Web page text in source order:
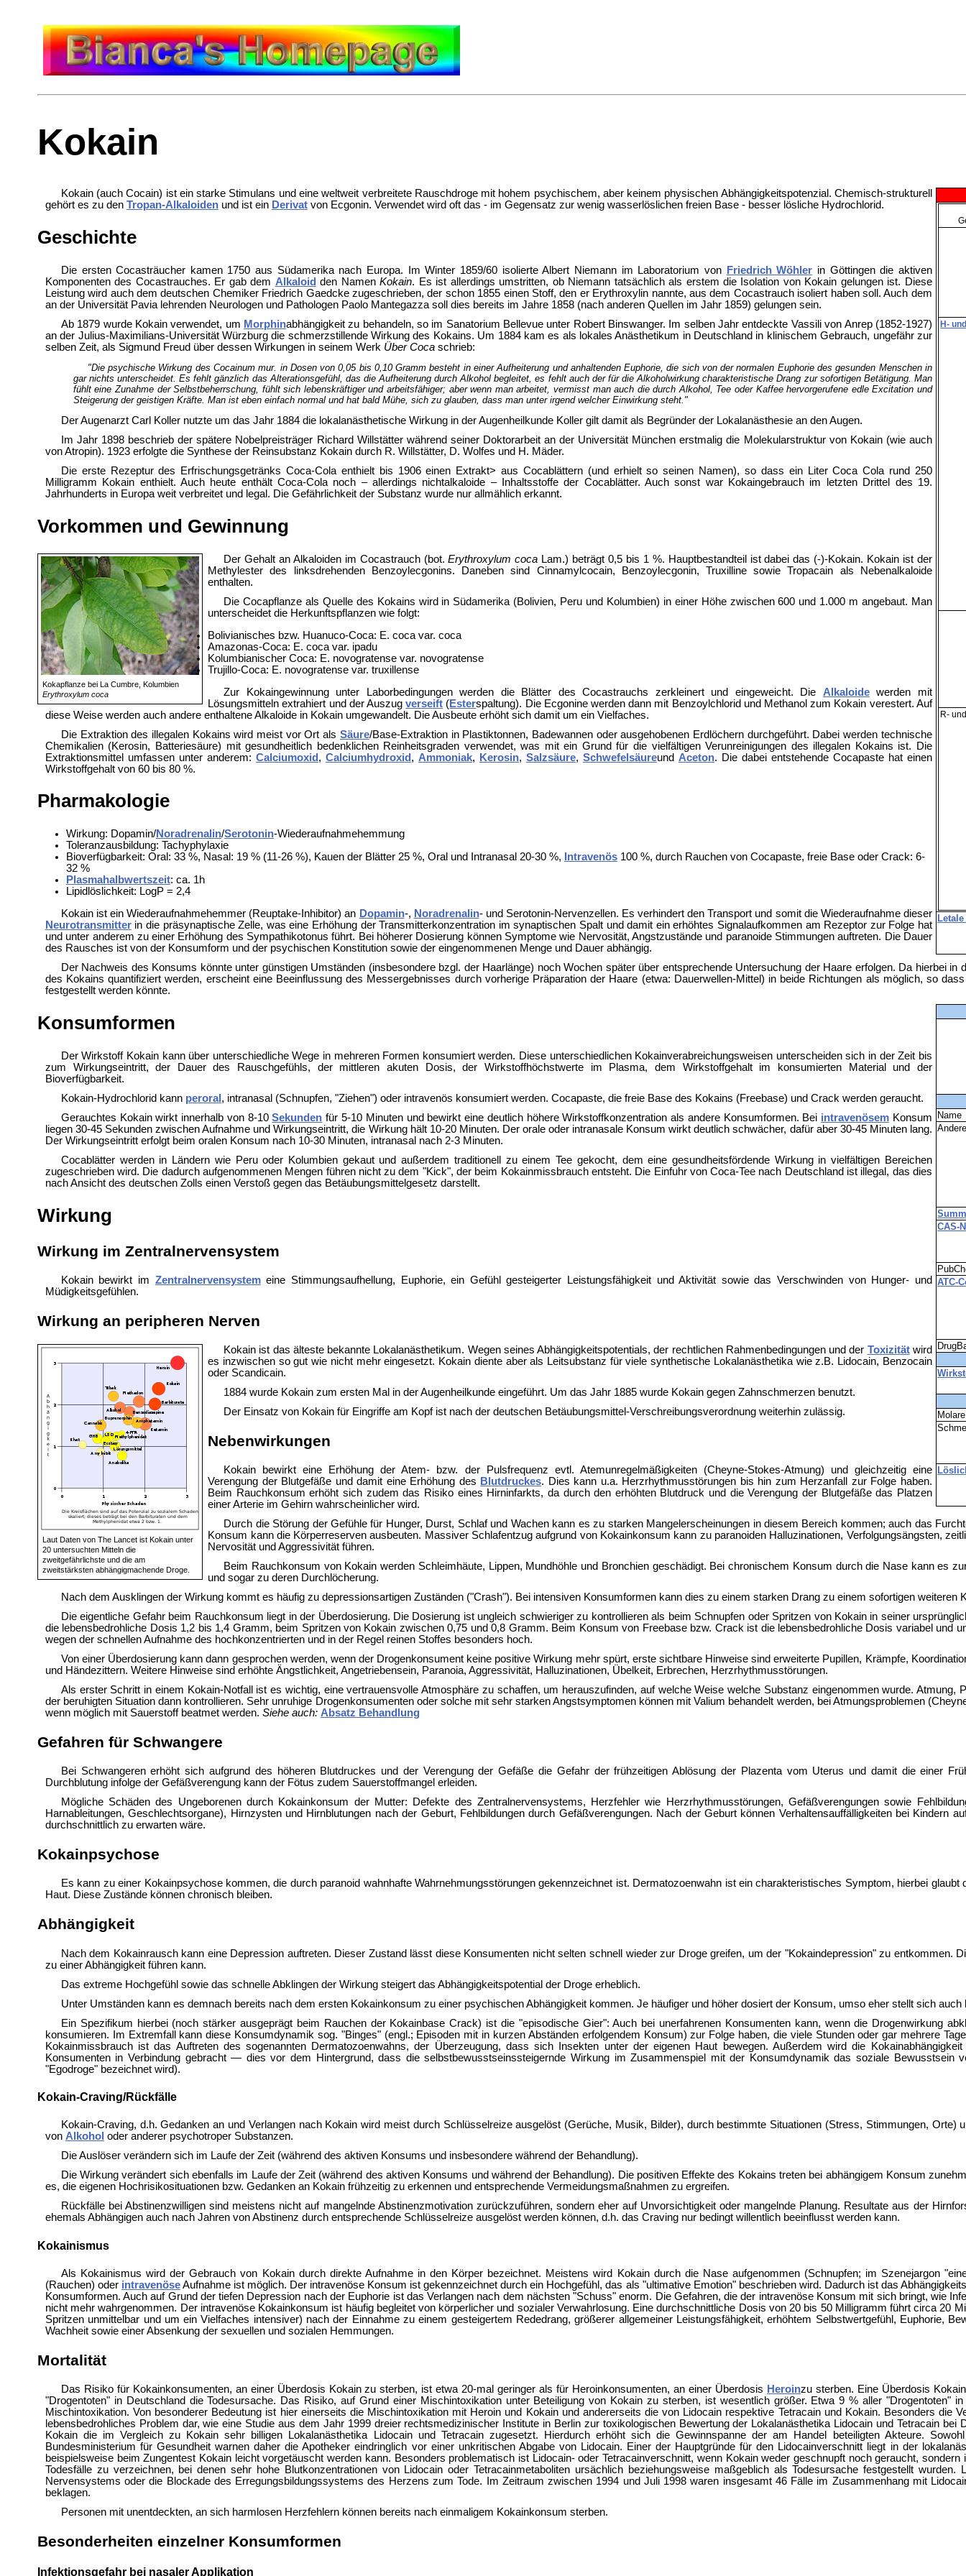
Kokain
H-
R-
Kokain (auch Cocain) ist ein starke Stimulans und eine weltweit verbreitete Rauschdroge mit hohem psychischem, aber keinem physischen Abhängigkeitspotenzial. Chemisch-strukturell
gehört es zu den Tropan-Alkaloidenund ist ein Derivatvon Ecgonin. Verwendet wird oft das - im Gegensatz zur wenig wasserlöslichen freien Base - besser lösliche Hydrochlorid.
Geschichte
Die ersten Cocasträucher kamen 1750 aus Südamerika nach Europa. Im Winter 1859/60 isolierte Albert Niemann im Laboratorium von Friedrich Wöhler in Göttingen die aktiven
Komponenten des Cocastrauches. Er gab dem Alkaloid den NamenKokain. Es ist allerdings umstritten, ob Niemann tatsächlich als erstem die Isolation von Kokain gelungen ist. Diese
Leistung wird auch dem deutschen Chemiker Friedrich Gaedcke zugeschrieben, der schon 1855 einen Stoff, den er Erythroxylin nannte, aus dem Cocastrauch isoliert haben soll. Auch dem
an der Universität Pavia lehrenden Neurologen und Pathologen Paolo Mantegazza soll dies bereits im Jahre 1858 (nach anderen Quellen im Jahr 1859) gelungen sein.
Ab 1879 wurde Kokain verwendet, um Morphinabhängigkeit zu behandeln, so im Sanatorium Bellevue unter Robert Binswanger. Im selben Jahr entdeckte Vassili von Anrep (1852-1927)
an der Julius-Maximilians-Universität Würzburg die schmerzstillende Wirkung des Kokains. Um 1884 kam es als lokales Anästhetikum in Deutschland in klinischem Gebrauch, ungefähr zur
selben Zeit, als Sigmund Freud über dessen Wirkungen in seinem Werk Über Cocaschrieb:
"Die psychische Wirkung des Cocainum mur. in Dosen von 0,05 bis 0,10 Gramm besteht in einer Aufheiterung und anhaltenden Euphorie, die sich von der normalen Euphorie des gesunden Menschen in
gar nichts unterscheidet. Es fehlt gänzlich das Alterationsgefühl, das die Aufheiterung durch Alkohol begleitet, es fehlt auch der für die Alkoholwirkung charakteristische Drang zur sofortigen Betätigung. Man
fühlt eine Zunahme der Selbstbeherrschung, fühlt sich lebenskräftiger und arbeitsfähiger; aber wenn man arbeitet, vermisst man auch die durch Alkohol, Tee oder Kaffee hervorgerufene edle Excitation und
Steigerung der geistigen Kräfte. Man ist eben einfach normal und hat bald Mühe, sich zu glauben, dass man unter irgend welcher Einwirkung steht."
Der Augenarzt Carl Koller nutzte um das Jahr 1884 die lokalanästhetische Wirkung in der Augenheilkunde Koller gilt damit als Begründer der Lokalanästhesie an den Augen.
Im Jahr 1898 beschrieb der spätere Nobelpreisträger Richard Willstätter während seiner Doktorarbeit an der Universität München erstmalig die Molekularstruktur von Kokain (wie auch
von Atropin). 1923 erfolgte die Synthese der Reinsubstanz Kokain durch R. Willstätter, D. Wolfes und H. Mäder.
Die erste Rezeptur des Erfrischungsgetränks Coca-Cola enthielt bis 1906 einen Extrakt> aus Cocablättern (und erhielt so seinen Namen), so dass ein Liter Coca Cola rund 250
Milligramm Kokain enthielt. Auch heute enthält Coca-Cola noch – allerdings nichtalkaloide – Inhaltsstoffe der Cocablätter. Auch sonst war Kokaingebrauch im letzten Drittel des 19.
Jahrhunderts in Europa weit verbreitet und legal. Die Gefährlichkeit der Substanz wurde nur allmählich erkannt.
Vorkommen und Gewinnung
Kokapflanze bei La Cumbre, Kolumbien
Erythroxylum coca
Der Gehalt an Alkaloiden im Cocastrauch (bot.Erythroxylum coca Lam.) beträgt 0,5 bis 1 %. Hauptbestandteil ist dabei das (-)-Kokain. Kokain ist der
Methylester des linksdrehenden Benzoylecgonins. Daneben sind Cinnamylcocain, Benzoylecgonin, Truxilline sowie Tropacain als Nebenalkaloide
enthalten.
Die Cocapflanze als Quelle des Kokains wird in Südamerika (Bolivien, Peru und Kolumbien) in einer Höhe zwischen 600 und 1.000 m angebaut. Man
unterscheidet die Herkunftspflanzen wie folgt:
Bolivianisches bzw. Huanuco-Coca: E. coca var. coca
Amazonas-Coca: E. coca var. ipadu
Kolumbianischer Coca: E. novogratense var. novogratense
Trujillo-Coca: E. novogratense var. truxillense
Zur Kokaingewinnung unter Laborbedingungen werden die Blätter des Cocastrauchs zerkleinert und eingeweicht. Die Alkaloidewerden mit
Lösungsmitteln extrahiert und der Auszugverseift (Esterspaltung). Die Ecgonine werden dann mit Benzoylchlorid und Methanol zum Kokain verestert. Auf
diese Weise werden auch andere enthaltene Alkaloide in Kokain umgewandelt. Die Ausbeute erhöht sich damit um ein Vielfaches.
Die Extraktion des illegalen Kokains wird meist vor Ort als Säure/Base-Extraktion in Plastiktonnen, Badewannen oder ausgehobenen Erdlöchern durchgeführt. Dabei werden technische
Chemikalien (Kerosin, Batteriesäure) mit gesundheitlich bedenklichen Reinheitsgraden verwendet, was mit ein Grund für die vielfältigen Verunreinigungen des illegalen Kokains ist. Die
Extraktionsmittel umfassen unter anderem: Calciumoxid, Calciumhydroxid, Ammoniak, Kerosin, Salzsäure, Schwefelsäureund Aceton. Die dabei entstehende Cocapaste hat einen
Wirkstoffgehalt von 60 bis 80 %.
Pharmakologie
Wirkung: Dopamin/Noradrenalin/Serotonin-Wiederaufnahmehemmung
Toleranzausbildung: Tachyphylaxie
Bioverfügbarkeit: Oral: 33 %, Nasal: 19 % (11-26 %), Kauen der Blätter 25 %, Oral und Intranasal 20-30 %,
Intravenös100 %, durch Rauchen von Cocapaste, freie Base oder Crack: 6-
32 %
Plasmahalbwertszeit: ca. 1h
Lipidlöslichkeit: LogP = 2,4
Kokain ist ein Wiederaufnahmehemmer (Reuptake-Inhibitor) an Dopamin-, Noradrenalin- und Serotonin-Nervenzellen. Es verhindert den Transport und somit die Wiederaufnahme dieser
Neurotransmitterin die präsynaptische Zelle, was eine Erhöhung der Transmitterkonzentration im synaptischen Spalt und damit ein erhöhtes Signalaufkommen am Rezeptor zur Folge hat
und unter anderem zu einer Erhöhung des Sympathikotonus führt. Bei höherer Dosierung können Symptome wie Nervosität, Angstzustände und paranoide Stimmungen auftreten. Die Dauer
des Rausches ist von der Konsumform und der psychischen Konstitution sowie der eingenommenen Menge und Dauer abhängig.
Der Nachweis des Konsums könnte unter günstigen Umständen (insbesondere bzgl. der Haarlänge) noch Wochen später über entsprechende Untersuchung der Haare erfolgen. Da hierbei in
des Kokains quantifiziert werden, erscheint eine Beeinflussung des Messergebnisses durch vorherige Präparation der Haare (etwa: Dauerwellen-Mittel) in beide Richtungen als möglich, so
festgestellt werden könnte.
Name
CAS-
ATC-
Konsumformen
Der Wirkstoff Kokain kann über unterschiedliche Wege in mehreren Formen konsumiert werden. Diese unterschiedlichen Kokainverabreichungsweisen unterscheiden sich in der Zeit bis
zum Wirkungseintritt, der Dauer des Rauschgefühls, der mittleren akuten Dosis, der Wirkstoffhöchstwerte im Plasma, dem Wirkstoffgehalt im konsumierten Material und der
Bioverfügbarkeit.
Kokain-Hydrochlorid kann peroral , intranasal (Schnupfen, "Ziehen") oder intravenös konsumiert werden. Cocapaste, die freie Base des Kokains (Freebase) und Crack werden geraucht.
Gerauchtes Kokain wirkt innerhalb von 8-10Sekunden für 5-10 Minuten und bewirkt eine deutlich höhere Wirkstoffkonzentration als andere Konsumformen. Bei intravenösem Konsum
liegen 30-45 Sekunden zwischen Aufnahme und Wirkungseintritt, die Wirkung hält 10-20 Minuten. Der orale oder intranasale Konsum wirkt deutlich schwächer, dafür aber 30-45 Minuten lang.
Der Wirkungseintritt erfolgt beim oralen Konsum nach 10-30 Minuten, intranasal nach 2-3 Minuten.
Cocablätter werden in Ländern wie Peru oder Kolumbien gekaut und außerdem traditionell zu einem Tee gekocht, dem eine gesundheitsfördende Wirkung in vielfältigen Bereichen
zugeschrieben wird. Die dadurch aufgenommenen Mengen führen nicht zu dem "Kick", der beim Kokainmissbrauch entsteht. Die Einfuhr von Coca-Tee nach Deutschland ist illegal, das dies
nach Ansicht des deutschen Zolls einen Verstoß gegen das Betäubungsmittelgesetz darstellt.
Wirkung
Wirkung im Zentralnervensystem
Kokain bewirkt im Zentralnervensystemeine Stimmungsaufhellung, Euphorie, ein Gefühl gesteigerter Leistungsfähigkeit und Aktivität sowie das Verschwinden von Hunger- und
Müdigkeitsgefühlen.
Wirkung an peripheren Nerven
Laut Daten von The Lancet ist Kokain unter
20 untersuchten Mitteln die
zweitgefährlichste und die am
zweitstärksten abhängigmachende Droge.
Kokain ist das älteste bekannte Lokalanästhetikum. Wegen seines Abhängigkeitspotentials, der rechtlichen Rahmenbedingungen und der Toxizitätwird
es inzwischen so gut wie nicht mehr eingesetzt. Kokain diente aber als Leitsubstanz für viele synthetische Lokalanästhetika wie z.B. Lidocain, Benzocain
oder Scandicain.
1884 wurde Kokain zum ersten Mal in der Augenheilkunde eingeführt. Um das Jahr 1885 wurde Kokain gegen Zahnschmerzen benutzt.
Der Einsatz von Kokain für Eingriffe am Kopf ist nach der deutschen Betäubungsmittel-Verschreibungsverordnung weiterhin zulässig.
Nebenwirkungen
Kokain bewirkt eine Erhöhung der Atem- bzw. der Pulsfrequenz evtl. Atemunregelmäßigkeiten (Cheyne-Stokes-Atmung) und gleichzeitig eine
Verengung der Blutgefäße und damit eine Erhöhung des Blutdruckes. Dies kann u.a. Herzrhythmusstörungen bis hin zum Herzanfall zur Folge haben.
Beim Rauchkonsum erhöht sich zudem das Risiko eines Hirninfarkts, da durch den erhöhten Blutdruck und die Verengung der Blutgefäße das Platzen
einer Arterie im Gehirn wahrscheinlicher wird.
Durch die Störung der Gefühle für Hunger, Durst, Schlaf und Wachen kann es zu starken Mangelerscheinungen in diesem Bereich kommen; auch das
Konsum kann die Körperreserven ausbeuten. Massiver Schlafentzug aufgrund von Kokainkonsum kann zu paranoiden Halluzinationen, Verfolgungsängsten,
Nervosität und Aggressivität führen.
Beim Rauchkonsum von Kokain werden Schleimhäute, Lippen, Mundhöhle und Bronchien geschädigt. Bei chronischem Konsum durch die Nase kann es
und sogar zu deren Durchlöcherung.
Nach dem Ausklingen der Wirkung kommt es häufig zu depressionsartigen Zuständen ("Crash"). Bei intensiven Konsumformen kann dies zu einem starken Drang zu einem sofortigen weiteren
Die eigentliche Gefahr beim Rauchkonsum liegt in der Überdosierung. Die Dosierung ist ungleich schwieriger zu kontrollieren als beim Schnupfen oder Spritzen von Kokain in seiner
die lebensbedrohliche Dosis 1,2 bis 1,4 Gramm, beim Spritzen von Kokain zwischen 0,75 und 0,8 Gramm. Beim Konsum von Freebase bzw. Crack ist die lebensbedrohliche Dosis variabel und
wegen der schnellen Aufnahme des hochkonzentrierten und in der Regel reinen Stoffes besonders hoch.
Von einer Überdosierung kann dann gesprochen werden, wenn der Drogenkonsument keine positive Wirkung mehr spürt, erste sichtbare Hinweise sind erweiterte Pupillen, Krämpfe,
und Händezittern. Weitere Hinweise sind erhöhte Ängstlichkeit, Angetriebensein, Paranoia, Aggressivität, Halluzinationen, Übelkeit, Erbrechen, Herzrhythmusstörungen.
Als erster Schritt in einem Kokain-Notfall ist es wichtig, eine vertrauensvolle Atmosphäre zu schaffen, um herauszufinden, auf welche Weise welche Substanz eingenommen wurde. Atmung,
der beruhigten Situation dann kontrollieren. Sehr unruhige Drogenkonsumenten oder solche mit sehr starken Angstsymptomen können mit Valium behandelt werden, bei Atmungsproblemen
wenn möglich mit Sauerstoff beatmet werden. Siehe auch: Absatz Behandlung
Gefahren für Schwangere
Bei Schwangeren erhöht sich aufgrund des höheren Blutdruckes und der Verengung der Gefäße die Gefahr der frühzeitigen Ablösung der Plazenta vom Uterus und damit die einer
Durchblutung infolge der Gefäßverengung kann der Fötus zudem Sauerstoffmangel erleiden.
Mögliche Schäden des Ungeborenen durch Kokainkonsum der Mutter: Defekte des Zentralnervensystems, Herzfehler wie Herzrhythmusstörungen, Gefäßverengungen sowie
Harnableitungen, Geschlechtsorgane), Hirnzysten und Hirnblutungen nach der Geburt, Fehlbildungen durch Gefäßverengungen. Nach der Geburt können Verhaltensauffälligkeiten bei Kindern
durchschnittlich zu erwarten wäre.
Kokainpsychose
Es kann zu einer Kokainpsychose kommen, die durch paranoid wahnhafte Wahrnehmungsstörungen gekennzeichnet ist. Dermatozoenwahn ist ein charakteristisches Symptom, hierbei glaubt
Haut. Diese Zustände können chronisch bleiben.
Abhängigkeit
Nach dem Kokainrausch kann eine Depression auftreten. Dieser Zustand lässt diese Konsumenten nicht selten schnell wieder zur Droge greifen, um der "Kokaindepression" zu entkommen.
zu einer Abhängigkeit führen kann.
Das extreme Hochgefühl sowie das schnelle Abklingen der Wirkung steigert das Abhängigkeitspotential der Droge erheblich.
Unter Umständen kann es demnach bereits nach dem ersten Kokainkonsum zu einer psychischen Abhängigkeit kommen. Je häufiger und höher dosiert der Konsum, umso eher stellt sich auch
Ein Spezifikum hierbei (noch stärker ausgeprägt beim Rauchen der Kokainbase Crack) ist die "episodische Gier": Auch bei unerfahrenen Konsumenten kann, wenn die Drogenwirkung
konsumieren. Im Extremfall kann diese Konsumdynamik sog. "Binges" (engl.; Episoden mit in kurzen Abständen erfolgendem Konsum) zur Folge haben, die viele Stunden oder gar mehrere
Kokainmissbrauch ist das Auftreten des sogenannten Dermatozoenwahns, der Überzeugung, dass sich Insekten unter der eigenen Haut bewegen. Außerdem wird die
Konsumenten in Verbindung gebracht — dies vor dem Hintergrund, dass die selbstbewusstseinssteigernde Wirkung im Zusammenspiel mit der Konsumdynamik das soziale Bewusstsein
"Egodroge" bezeichnet wird).
Kokain-Craving/Rückfälle
Kokain-Craving, d.h. Gedanken an und Verlangen nach Kokain wird meist durch Schlüsselreize ausgelöst (Gerüche, Musik, Bilder), durch bestimmte Situationen (Stress, Stimmungen, Orte)
von Alkohol oder anderer psychotroper Substanzen.
Die Auslöser verändern sich im Laufe der Zeit (während des aktiven Konsums und insbesondere während der Behandlung).
Die Wirkung verändert sich ebenfalls im Laufe der Zeit (während des aktiven Konsums und während der Behandlung). Die positiven Effekte des Kokains treten bei abhängigem Konsum
es, die eigenen Hochrisikosituationen bzw. Gedanken an Kokain frühzeitig zu erkennen und entsprechende Vermeidungsmaßnahmen zu ergreifen.
Rückfälle bei Abstinenzwilligen sind meistens nicht auf mangelnde Abstinenzmotivation zurückzuführen, sondern eher auf Unvorsichtigkeit oder mangelnde Planung. Resultate aus der
ehemals Abhängigen auch nach Jahren von Abstinenz durch entsprechende Schlüsselreize ausgelöst werden können, d.h. das Craving nur bedingt willentlich beeinflusst werden kann.
Kokainismus
Als Kokainismus wird der Gebrauch von Kokain durch direkte Aufnahme in den Körper bezeichnet. Meistens wird Kokain durch die Nase aufgenommen (Schnupfen; im Szenejargon
(Rauchen) oder intravenöseAufnahme ist möglich. Der intravenöse Konsum ist gekennzeichnet durch ein Hochgefühl, das als "ultimative Emotion" beschrieben wird. Dadurch ist das
Konsumformen. Auch auf Grund der tiefen Depression nach der Euphorie ist das Verlangen nach dem nächsten "Schuss" enorm. Die Gefahren, die der intravenöse Konsum mit sich bringt, wie
nicht mehr wahrgenommen. Der intravenöse Kokainkonsum ist häufig begleitet von körperlicher und sozialer Verwahrlosung. Eine durchschnittliche Dosis von 20 bis 50 Milligramm führt circa 20
Spritzen unmittelbar und um ein Vielfaches intensiver) nach der Einnahme zu einem gesteigertem Rededrang, größerer allgemeiner Leistungsfähigkeit, erhöhtem Selbstwertgefühl, Euphorie,
Wachheit sowie einer Absenkung der sexuellen und sozialen Hemmungen.
Mortalität
Das Risiko für Kokainkonsumenten, an einer Überdosis Kokain zu sterben, ist etwa 20-mal geringer als für Heroinkonsumenten, an einer Überdosis Heroinzu sterben. Eine Überdosis
"Drogentoten" in Deutschland die Todesursache. Das Risiko, auf Grund einer Mischintoxikation unter Beteiligung von Kokain zu sterben, ist wesentlich größer. Etwa 9 % aller "Drogentoten"
Mischintoxikation. Von besonderer Bedeutung ist hier einerseits die Mischintoxikation mit Heroin und Kokain und andererseits die von Lidocain respektive Tetracain und Kokain. Besonders die
lebensbedrohliches Problem dar, wie eine Studie aus dem Jahr 1999 dreier rechtsmedizinischer Institute in Berlin zur toxikologischen Bewertung der Lokalanästhetika Lidocain und Tetracain bei
Kokain die im Vergleich zu Kokain sehr billigen Lokalanästhetika Lidocain und Tetracain zugesetzt. Hierdurch erhöht sich die Gewinnspanne der am Handel beteiligten Akteure.
Bundesministerium für Gesundheit warnen daher die Apotheker eindringlich vor einer unkritischen Abgabe von Lidocain. Einer der Hauptgründe für den Lidocainverschnitt liegt in der
beispielsweise beim Zungentest Kokain leicht vorgetäuscht werden kann. Besonders problematisch ist Lidocain- oder Tetracainverschnitt, wenn Kokain weder geschnupft noch geraucht,
Todesfälle zu verzeichnen, bei denen sehr hohe Blutkonzentrationen von Lidocain oder Tetracainmetaboliten ursächlich beziehungsweise maßgeblich als Todesursache festgestellt wurden.
Nervensystems oder die Blockade des Erregungsbildungssystems des Herzens zum Tode. Im Zeitraum zwischen 1994 und Juli 1998 waren insgesamt 46 Fälle im Zusammenhang mit
beklagen.
Personen mit unentdeckten, an sich harmlosen Herzfehlern können bereits nach einmaligem Kokainkonsum sterben.
Besonderheiten einzelner Konsumformen
Infektionsgefahr bei nasaler Applikation